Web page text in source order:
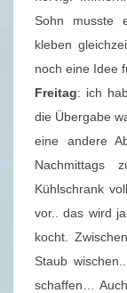
Sohn musste
kleben
noch eine Idee
Freitag: ich
die Übergabe
eine andere
Kühlschrank
vor.. das wird
kocht.
Staub
schaffen…